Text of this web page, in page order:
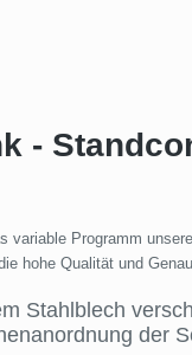
Programm
hohe Qualität und
Stahlblech
der